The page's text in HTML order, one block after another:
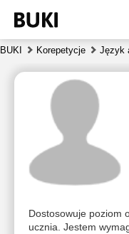
BUKI Korepetycje Język
Dostosowuje poziom
ucznia. Jestem
8
9